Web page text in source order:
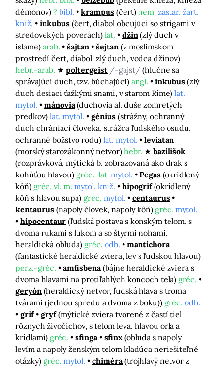
démonov) ? bibl. krampus (čert) nem. zastar. žart.
kniž.
inkubus (čert, diabol obcujúci so strigami v
stredovekých poverách) lat. džin (zlý duch v
islame) arab. šajtan šejtan (v moslimskom
prostredí čert, diabol, zlý duch, vodca džinov)
hebr.-arab.
poltergeist /-gajst/ (hlučne sa
správajúci duch, tzv. búchajúci) angl. inkubus (zlý
duch desiaci ťažkými snami, v starom Ríme) lat.
mytol.
mánovia (duchovia al. duše zomretých
predkov) lat. mytol. génius (strážny, ochranný
duch chrániaci človeka, strážca ľudského osudu,
ochranné božstvo rodu) lat. mytol.
leviatan
(morský starozákonný netvor) hebr.
bazilišok
(rozprávková, mýtická b. zobrazovaná ako drak s
kohúťou hlavou) gréc.-lat. mytol. Pegas (okrídlený
kôň) gréc. vl. m. mytol. kniž. hipogrif (okrídlený
kôň s hlavou supa) gréc. mytol.
centaurus
kentaurus (napoly človek, napoly kôň) gréc. mytol.
hipocentaur (ľudská postava s konským telom, s
dvoma rukami s lukom a so štyrmi nohami,
heraldická obluda) gréc. odb.
mantichora
(fantastické heraldické zviera, lev s ľudskou hlavou)
perz.-gréc.
amfisbena (bájne heraldické zviera s
dvoma hlavami na protiľahlých koncoch tela) gréc.
geryón (heraldický netvor, ľudská hlava s troma
tvárami (jednou spredu a dvoma z boku)) gréc. odb.
grif
gryf (mýtické zviera tvorené z častí tiel
rôznych živočíchov, s telom leva, hlavou orla a
krídlami) gréc. sfinga sfinx (obluda s napoly
levím a napoly ženským telom kladúca neriešiteľné
otázky) gréc. mytol. chiméra (trojhlavý netvor z